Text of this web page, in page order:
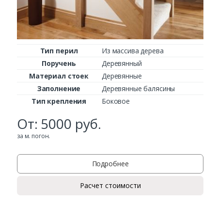
Тип перил
Из массива дерева
Поручень
Деревянный
Материал стоек
Деревянные
Заполнение
Деревянные балясины
Тип крепления
Боковое
От: 5000 руб.
за м. погон.
Подробнее
Расчет стоимости